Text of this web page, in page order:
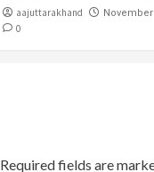
aajuttarakhand November
0
Required fields are